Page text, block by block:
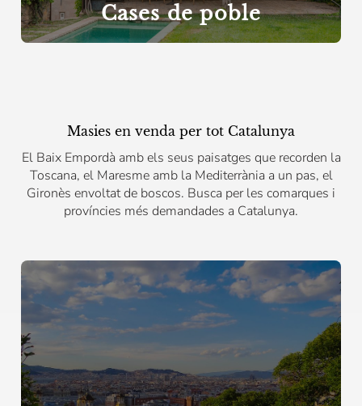
Cases de poble
Masies en venda per tot Catalunya
El Baix Empordà amb els seus paisatges que recorden la
Toscana, el Maresme amb la Mediterrània a un pas, el
Gironès envoltat de boscos. Busca per les comarques i
províncies més demandades a Catalunya.